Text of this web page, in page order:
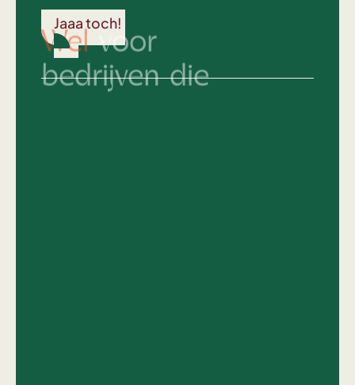
Jaaa toch!
Welvoor
bedrijven die
Hun merkidentiteit al keihard op orde